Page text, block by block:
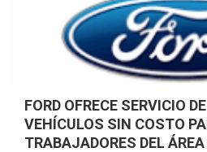
FORD OFRECE SERVICIO
VEHÍCULOS SIN COSTO
TRABAJADORES DEL